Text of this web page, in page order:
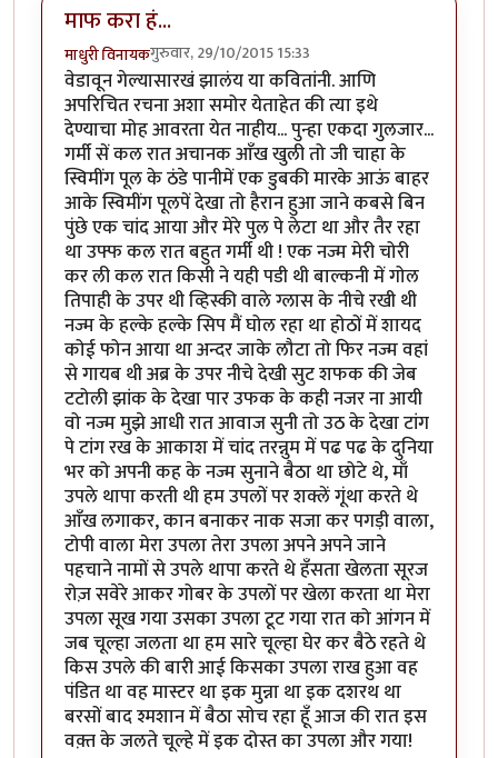
माफ करा हं...
माधुरी विनायकगुरुवार, 29/10/2015 15:33
वेडावून गेल्यासारखं झालंय या कवितांनी. आणि
अपरिचित रचना अशा समोर येताहेत की त्या इथे
देण्याचा मोह आवरता येत नाहीय... पुन्हा एकदा गुलजार...
गर्मी सें कल रात अचानक आँख खुली तो जी चाहा के
स्विमींग पूल के ठंडे पानीमें एक डुबकी मारके आऊं बाहर
आके स्विमींग पूलपें देखा तो हैरान हुआ जाने कबसे बिन
पुंछे एक चांद आया और मेरे पुल पे लेटा था और तैर रहा
था उफ्फ कल रात बहुत गर्मी थी ! एक नज्म मेरी चोरी
कर ली कल रात किसी ने यही पडी थी बाल्कनी में गोल
तिपाही के उपर थी व्हिस्की वाले ग्लास के नीचे रखी थी
नज्म के हल्के हल्के सिप मैं घोल रहा था होठों में शायद
कोई फोन आया था अन्दर जाके लौटा तो फिर नज्म वहां
से गायब थी अब्र के उपर नीचे देखी सुट शफक की जेब
टटोली झांक के देखा पार उफक के कही नजर ना आयी
वो नज्म मुझे आधी रात आवाज सुनी तो उठ के देखा टांग
पे टांग रख के आकाश में चांद तरन्नुम में पढ पढ के दुनिया
भर को अपनी कह के नज्म सुनाने बैठा था छोटे थे, माँ
उपले थापा करती थी हम उपलों पर शक्लें गूंथा करते थे
आँख लगाकर, कान बनाकर नाक सजा कर पगड़ी वाला,
टोपी वाला मेरा उपला तेरा उपला अपने अपने जाने
पहचाने नामों से उपले थापा करते थे हँसता खेलता सूरज
रोज़ सवेरे आकर गोबर के उपलों पर खेला करता था मेरा
उपला सूख गया उसका उपला टूट गया रात को आंगन में
जब चूल्हा जलता था हम सारे चूल्हा घेर कर बैठे रहते थे
किस उपले की बारी आई किसका उपला राख हुआ वह
पंडित था वह मास्टर था इक मुन्ना था इक दशरथ था
बरसों बाद श्मशान में बैठा सोच रहा हूँ आज की रात इस
वक़्त के जलते चूल्हे में इक दोस्त का उपला और गया!